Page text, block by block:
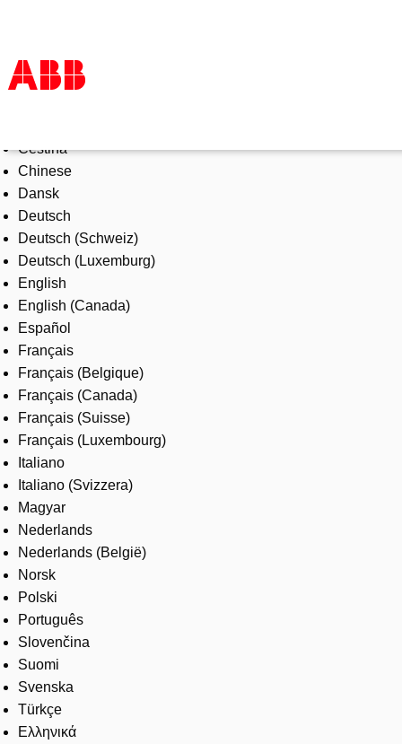
Products & Solutions
Industries
Services
About us
Where to buy
Contact us
Careers
Čeština
Chinese
Dansk
Deutsch
Deutsch (Schweiz)
Deutsch (Luxemburg)
English
English (Canada)
Español
Français
Français (Belgique)
Français (Canada)
Français (Suisse)
Français (Luxembourg)
Italiano
Italiano (Svizzera)
Magyar
Nederlands
Nederlands (België)
Norsk
Polski
Português
Slovenčina
Suomi
Svenska
Türkçe
Ελληνικά